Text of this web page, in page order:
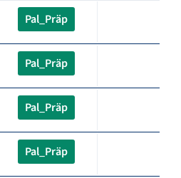
Pal_Präp
Pal_Präp
Pal_Präp
Pal_Präp